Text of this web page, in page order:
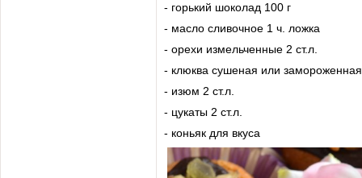
- горький шоколад 100 г
- масло сливочное 1 ч. ложка
- орехи измельченные 2 ст.л.
- клюква сушеная или замороженная
- изюм 2 ст.л.
- цукаты 2 ст.л.
- коньяк для вкуса